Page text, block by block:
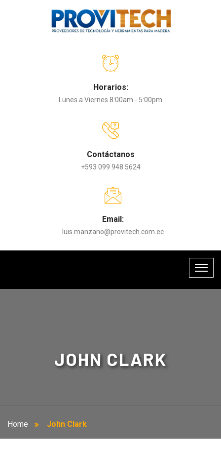
Horarios:
Lunes a Viernes 8:00am - 5:00pm
Contáctanos
+593 099 948 5624
Email:
luis.manzano@provitech.com.ec
JOHN CLARK
Home John Clark